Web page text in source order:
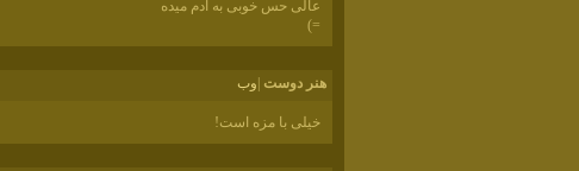
عالی حس خوبی به آدم میده
=)
هنر دوست وب
خیلی با مزه است!